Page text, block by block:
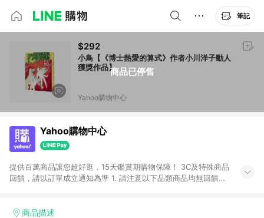
筆記
商品已停售
$292
小鳥【《博士熱愛的算式》作者小川洋子動人
獲獎作品】
Yahoo購物中心
Yahoo購物中心
提供百萬商品讓您超好逛，15天鑑賞期購物保障！ 3C及特殊商品
回饋，請以訂單成立通知為準 1. 請注意以下品類商品均無回饋：
電玩/遊戲/相機/單眼/鏡頭/拍立得 [2024/6/1起適用] -內接硬
商品描述